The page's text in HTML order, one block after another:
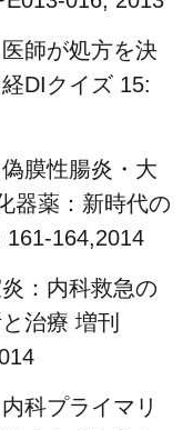
師が処方を決
DIクイズ 15:
膜性腸炎・大
器薬：新時代の
164,2014
：内科救急の
治療 増刊
科プライマリ